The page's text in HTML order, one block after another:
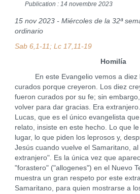
Publication : 14 novembre 2023
15 nov 2023 - Miércoles de la 32ª
ordinario
Sab 6,1-11; Lc 17,11-19
Homilía
En este Evangelio vemos a diez
curados porque creyeron. Los diez
fueron curados por su fe; sin
volver para dar gracias. Era
Lucas, que es el único evangelista
relato, insiste en este hecho. Lo que
lugar, lo que piden los leprosos y,
Jesús cuando vuelve el Samaritano,
extranjero". Es la única vez que
"forastero" ("allogenes") en el Nuevo
muestra un gran respeto por este
Samaritano, para quien mostrarse a